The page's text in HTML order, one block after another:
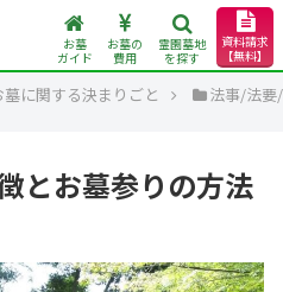
お墓
ガイド
お墓の
費用
霊園墓地
を探す
資料請求
【無料】
墓に関する決まりごと 法事/法要
とお墓参りの方法